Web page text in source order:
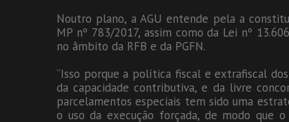
Noutro plano, a AGU entende pela a
MP nº 783/2017, assim como da Lei nº
no âmbito da RFB e da PGFN.
“Isso porque a política fiscal e extrafiscal
da capacidade contributiva, e da livre
parcelamentos especiais tem sido uma
o uso da execução forçada, de modo que